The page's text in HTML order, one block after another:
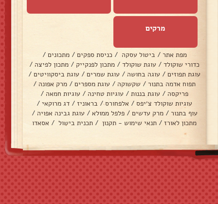
מרקים
מפת אתר / ביטול עסקה / כניסת ספקים / מתכונים /
כדורי שוקולד / עוגת שוקולד / מתכון לפנקייק / מתכון לפיצה /
עוגת תפוזים / עוגה בחושה / עוגת שמרים / עוגת ביסקוויטים /
תפוח אדמה בתנור / שקשוקה / עוגת מספרים / מרק אפונה /
פריקסה / עוגת בננות / עוגיות טחינה / עוגיות חמאה /
עוגיות שוקולד צ׳יפס / אלפחורס/ בראוניז / דג מרוקאי /
עוף בתנור / מרק עדשים / פלפל ממולא / עוגת גבינה אפויה /
מתכון לאורז / תנאי שימוש - תקנון / תכנית בישול / אסאדו